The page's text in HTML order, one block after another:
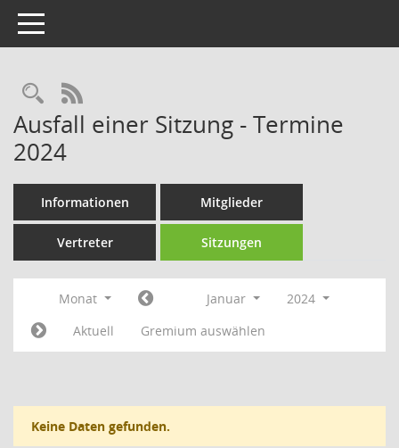
Toggle navigation
Rechercheauswahl
RSS-Feed
Ausfall einer Sitzung - Termine
2024
Informationen Mitglieder
Vertreter Sitzungen
Monat Januar
2024
Aktuell
Gremium auswählen
Keine Daten gefunden.